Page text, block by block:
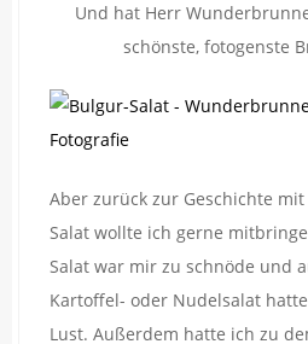
Und hat Herr
schönste, fotogenste
Aber zurück zur Geschichte
Salat wollte ich gerne
Salat war mir zu schnöde und
Kartoffel- oder Nudelsalat
Lust. Außerdem hatte ich zu